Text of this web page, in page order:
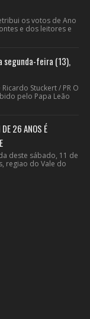
os votos de Ano
e dos leitores e
segunda-feira (13),
Stuckert / PR O
pelo Papa Leão
26 ANOS É
deste sábado, 11 de
regiao do Vale do